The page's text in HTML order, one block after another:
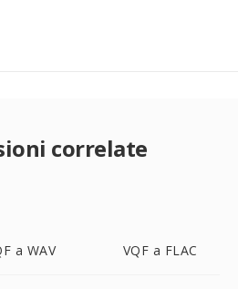
correlate
a WAV VQF a FLAC